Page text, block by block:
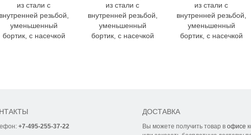
из стали с
внутренней резьбой,
уменьшенный
бортик, с насечкой
из стали с
внутренней резьбой,
уменьшенный
бортик, с насечкой
из стали с
внутренней резьбой,
уменьшенный
бортик, с насечкой
+7-495-255-37-22
ДОСТАВКА
Вы можете получить товар в офисе